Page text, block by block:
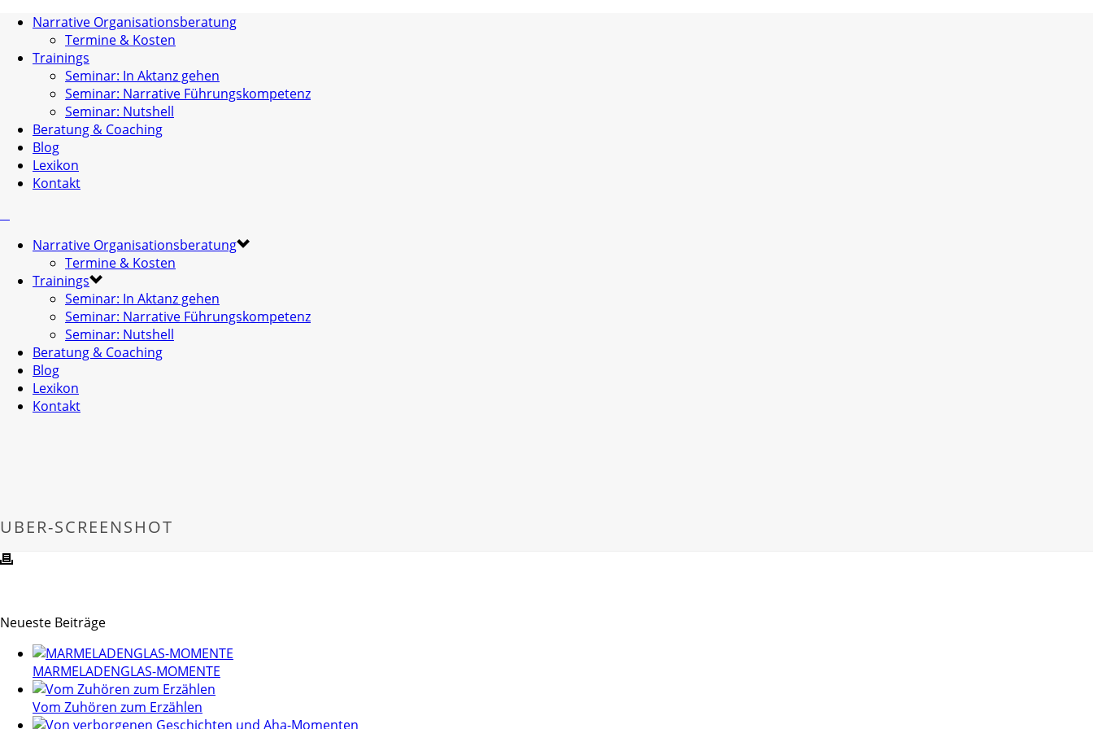
Narrative Organisationsberatung
Termine & Kosten
Trainings
Seminar: In Aktanz gehen
Seminar: Narrative Führungskompetenz
Seminar: Nutshell
Beratung & Coaching
Blog
Lexikon
Kontakt
Narrative Organisationsberatung
Termine & Kosten
Trainings
Seminar: In Aktanz gehen
Seminar: Narrative Führungskompetenz
Seminar: Nutshell
Beratung & Coaching
Blog
Lexikon
Kontakt
UBER-SCREENSHOT
Neueste Beiträge
MARMELADENGLAS-MOMENTE
Vom Zuhören zum Erzählen